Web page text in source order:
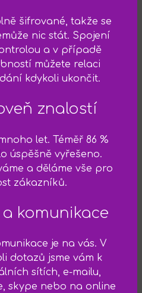
šifrované, takže se
nic stát. Spojení
a v případě
můžete relaci
kdykoli ukončit.
znalostí
let. Téměř 86 %
úspěšně vyřešeno.
a děláme vše pro
zákazníků.
komunikace
je na vás. V
dotazů jsme vám k
sítích, e-mailu,
skype nebo na online